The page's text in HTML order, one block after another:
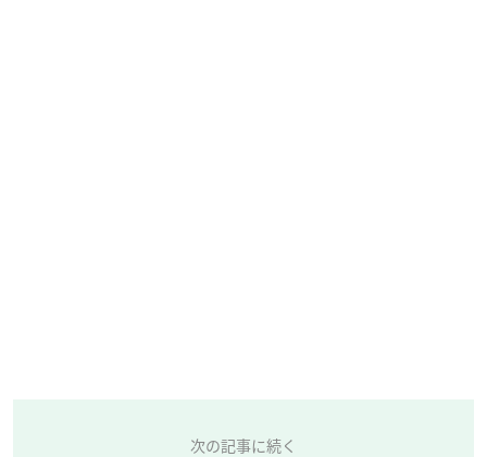
次の記事に続く